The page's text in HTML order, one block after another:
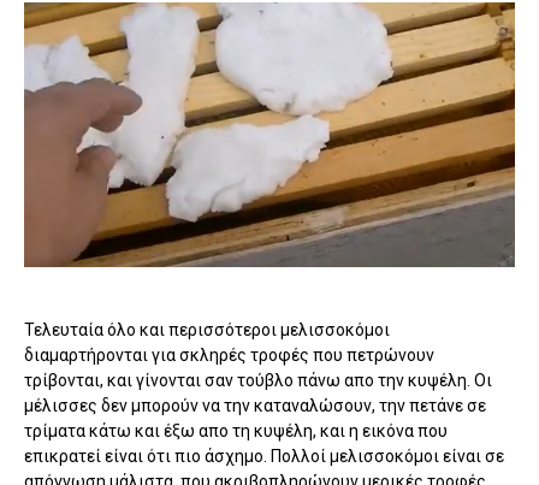
Τελευταία όλο και περισσότεροι μελισσοκόμοι
διαμαρτήρονται για σκληρές τροφές που πετρώνουν
τρίβονται, και γίνονται σαν τούβλο πάνω απο την κυψέλη. Οι
μέλισσες δεν μπορούν να την καταναλώσουν, την πετάνε σε
τρίματα κάτω και έξω απο τη κυψέλη, και η εικόνα που
επικρατεί είναι ότι πιο άσχημο. Πολλοί μελισσοκόμοι είναι σε